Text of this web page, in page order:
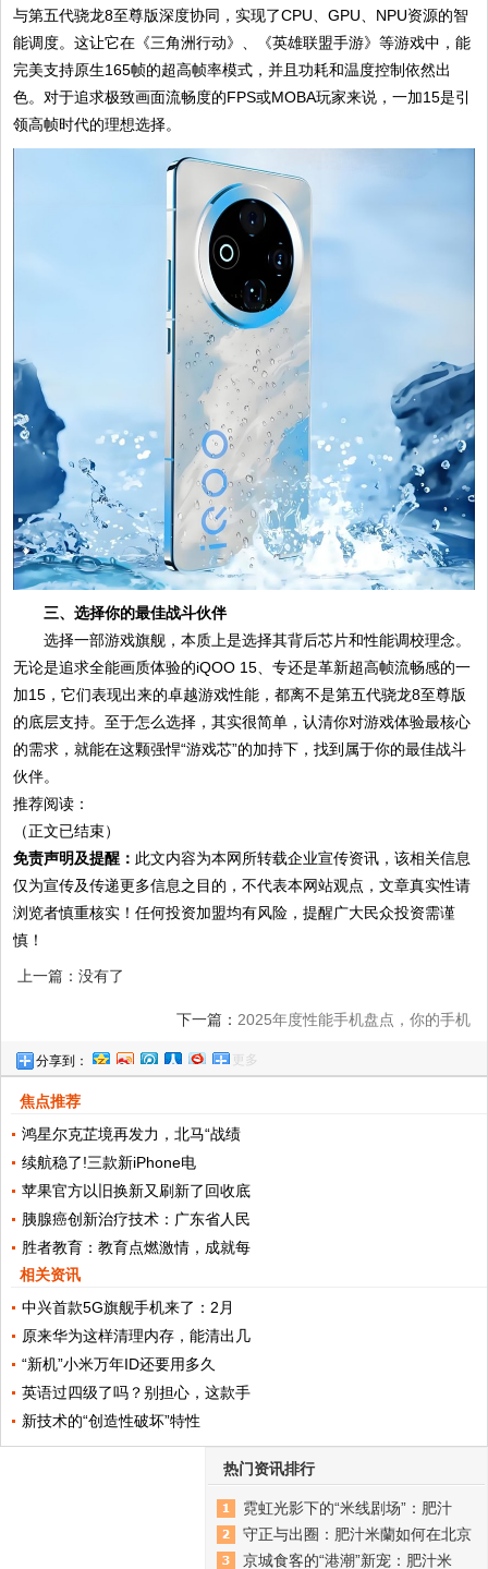
与第五代骁龙8至尊版深度协同，实现了CPU、GPU、NPU资源的智
能调度。这让它在《三角洲行动》、《英雄联盟手游》等游戏中，能
完美支持原生165帧的超高帧率模式，并且功耗和温度控制依然出
色。对于追求极致画面流畅度的FPS或MOBA玩家来说，一加15是引
领高帧时代的理想选择。
三、选择你的最佳战斗伙伴
选择一部游戏旗舰，本质上是选择其背后芯片和性能调校理念。
无论是追求全能画质体验的iQOO 15、专还是革新超高帧流畅感的一
加15，它们表现出来的卓越游戏性能，都离不是第五代骁龙8至尊版
的底层支持。至于怎么选择，其实很简单，认清你对游戏体验最核心
的需求，就能在这颗强悍“游戏芯”的加持下，找到属于你的最佳战斗
伙伴。
推荐阅读：
（正文已结束）
免责声明及提醒： 此文内容为本网所转载企业宣传资讯，该相关信息
仅为宣传及传递更多信息之目的，不代表本网站观点，文章真实性请
浏览者慎重核实！任何投资加盟均有风险，提醒广大民众投资需谨
慎！
上一篇：没有了
下一篇： 2025年度性能手机盘点，你的手机
分享到： 更多
焦点推荐
鸿星尔克芷境再发力，北马“战绩
续航稳了!三款新iPhone电
苹果官方以旧换新又刷新了回收底
胰腺癌创新治疗技术：广东省人民
胜者教育：教育点燃激情，成就每
相关资讯
中兴首款5G旗舰手机来了：2月
原来华为这样清理内存，能清出几
“新机”小米万年ID还要用多久
英语过四级了吗？别担心，这款手
新技术的“创造性破坏”特性
热门资讯排行
霓虹光影下的“米线剧场”：肥汁
守正与出圈：肥汁米蘭如何在北京
京城食客的“港潮”新宠：肥汁米